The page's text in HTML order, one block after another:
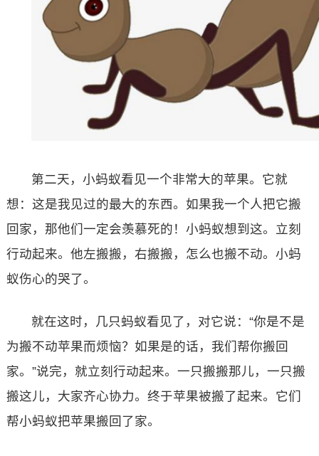
第二天，小蚂蚁看见一个非常大的苹果。它就
想：这是我见过的最大的东西。如果我一个人把它搬
回家，那他们一定会羡慕死的！小蚂蚁想到这。立刻
行动起来。他左搬搬，右搬搬，怎么也搬不动。小蚂
蚁伤心的哭了。
就在这时，几只蚂蚁看见了，对它说：“你是不是
为搬不动苹果而烦恼？如果是的话，我们帮你搬回
家。”说完，就立刻行动起来。一只搬搬那儿，一只搬
搬这儿，大家齐心协力。终于苹果被搬了起来。它们
帮小蚂蚁把苹果搬回了家。